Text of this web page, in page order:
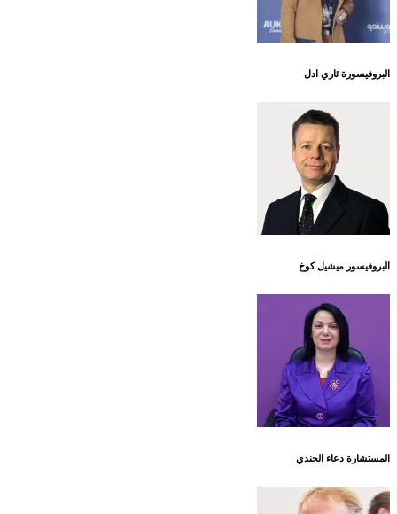
البروفيسورة ئاري ادل
البروفيسور ميشيل كوخ
المستشارة دعاء الجندي